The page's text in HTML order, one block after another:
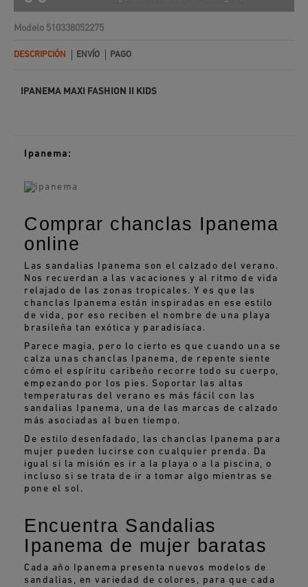
Modelo 510338052275
DESCRIPCIÓN ENVÍO PAGO
IPANEMA MAXI FASHION II KIDS
Ipanema:
Comprar chanclas Ipanema
online
Las sandalias Ipanema son el calzado del verano.
Nos recuerdan a las vacaciones y al ritmo de vida
relajado de las zonas tropicales. Y es que las
chanclas Ipanema están inspiradas en ese estilo
de vida, por eso reciben el nombre de una playa
brasileña tan exótica y paradisíaca.
Parece magia, pero lo cierto es que cuando una se
calza unas chanclas Ipanema, de repente siente
cómo el espíritu caribeño recorre todo su cuerpo,
empezando por los pies. Soportar las altas
temperaturas del verano es más fácil con las
sandalias Ipanema, una de las marcas de calzado
más asociadas al buen tiempo.
De estilo desenfadado, las chanclas Ipanema para
mujer pueden lucirse con cualquier prenda. Da
igual si la misión es ir a la playa o a la piscina, o
incluso si se trata de ir a tomar algo mientras se
pone el sol.
Encuentra Sandalias
Ipanema de mujer baratas
Cada año Ipanema presenta nuevos modelos de
sandalias, en variedad de colores, para que cada